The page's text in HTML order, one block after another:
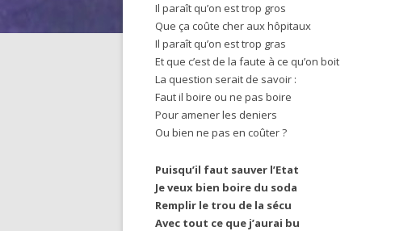
Il paraît qu’on est trop gros
Que ça coûte cher aux hôpitaux
Il paraît qu’on est trop gras
Et que c’est de la faute à ce qu’on boit
La question serait de savoir :
Faut il boire ou ne pas boire
Pour amener les deniers
Ou bien ne pas en coûter ?
Puisqu’il faut sauver l’Etat
Je veux bien boire du soda
Remplir le trou de la sécu
Avec tout ce que j’aurai bu